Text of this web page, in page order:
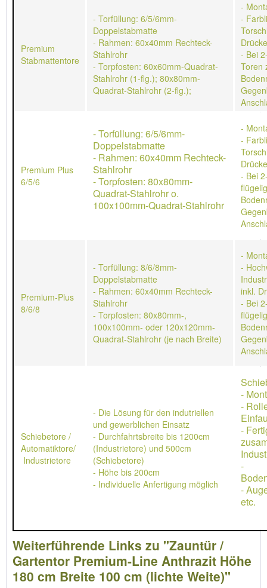
Premium
Stabmattentore
- Torfüllung: 6/5/6mm-
Doppelstabmatte
- Rahmen: 60x40mm Rechteck-
Stahlrohr
- Torpfosten: 60x60mm-Quadrat-
Stahlrohr (1-flg.); 80x80mm-
Quadrat-Stahlrohr (2-flg.);
-
-
- Bei
Toren
Premium Plus
6/5/6
- Torfüllung: 6/5/6mm-
Doppelstabmatte
- Rahmen: 60x40mm Rechteck-
Stahlrohr
- Torpfosten: 80x80mm-
Quadrat-Stahlrohr o.
100x100mm-Quadrat-Stahlrohr
-
-
- Bei
Premium-Plus
8/6/8
- Torfüllung: 8/6/8mm-
Doppelstabmatte
- Rahmen: 60x40mm Rechteck-
Stahlrohr
- Torpfosten: 80x80mm-,
100x100mm- oder 120x120mm-
Quadrat-Stahlrohr (je nach Breite)
-
-
inkl.
- Bei
Schiebetore /
Automatiktore/
Industrietore
- Die Lösung für den indutriellen
und gewerblichen Einsatz
- Durchfahrtsbreite bis 1200cm
(Industrietore) und 500cm
(Schiebetore)
- Höhe bis 200cm
- Individuelle Anfertigung möglich
-
-
-
-
-
etc.
Weiterführende Links zu "Zauntür /
Gartentor Premium-Line Anthrazit Höhe
180 cm Breite 100 cm (lichte Weite)"